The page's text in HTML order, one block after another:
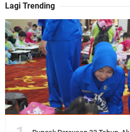
Lagi Trending